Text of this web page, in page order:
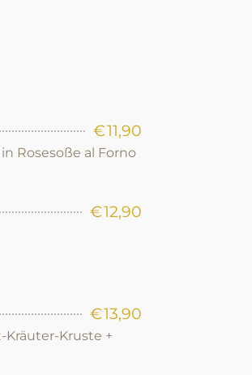
€11,90
in Rosesoße al Forno
€12,90
€13,90
Kruste +